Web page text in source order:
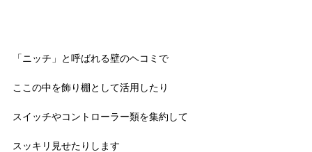
「ニッチ」と呼ばれる壁のヘコミで
ここの中を飾り棚として活用したり
スイッチやコントローラー類を集約して
スッキリ見せたりします